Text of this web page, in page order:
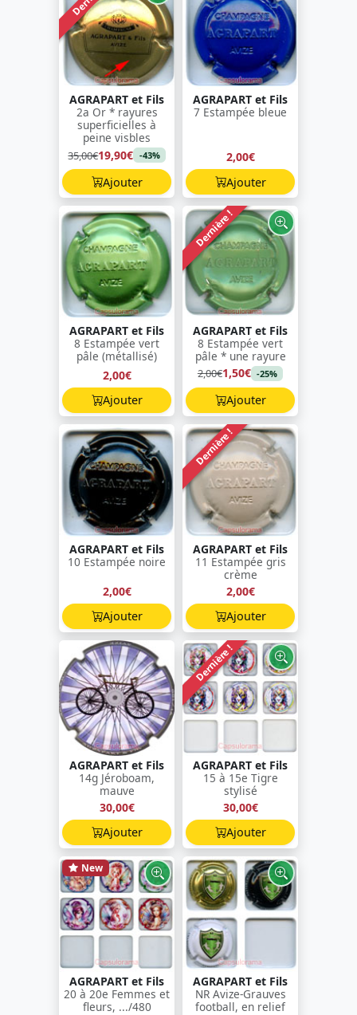
AGRAPART et Fils
2a Or * rayures
superficielles à
peine visbles
35,00€19,90€ -43%
Ajouter
AGRAPART et Fils
7 Estampée bleue
2,00€
Ajouter
AGRAPART et Fils
8 Estampée vert
pâle (métallisé)
2,00€
Ajouter
Dernière !
AGRAPART et Fils
8 Estampée vert
pâle * une rayure
2,00€1,50€ -25%
Ajouter
AGRAPART et Fils
10 Estampée noire
2,00€
Ajouter
Dernière !
AGRAPART et Fils
11 Estampée gris
crème
2,00€
Ajouter
AGRAPART et Fils
14g Jéroboam,
mauve
30,00€
Ajouter
Dernière !
AGRAPART et Fils
15 à 15e Tigre
stylisé
30,00€
Ajouter
New
AGRAPART et Fils
20 à 20e Femmes et
fleurs, .../480
AGRAPART et Fils
NR Avize-Grauves
football, en relief